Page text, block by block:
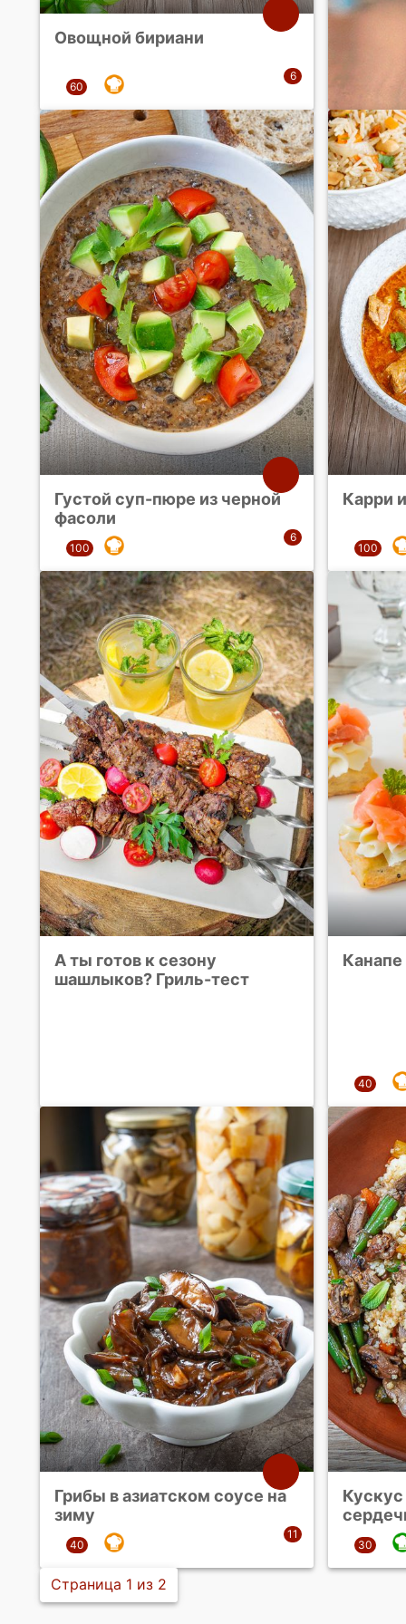
Овощной бириани
Густой суп-пюре из черной
фасоли
Карри
А ты готов к сезону
шашлыков? Гриль-тест
Грибы в азиатском соусе на
зиму
Страница 1 из 2